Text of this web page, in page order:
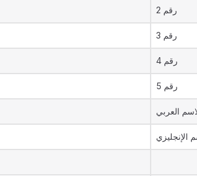
رقم 2
رقم 3
رقم 4
رقم 5
العربي
الإنجليزي